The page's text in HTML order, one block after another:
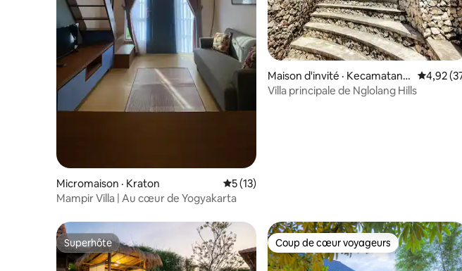
Micromaison · Kraton Note moyenne de 5 sur 5, 13 commentaires
5 (13)
Mampir Villa | Au cœur de Yogyakarta
Maison d'invité · Kecamatan T
anjungsari
Note
4,92
Villa principale de Nglolang Hills
Superhôte
Superhôte Coup de cœur voyageurs
Coup de cœur voyageurs